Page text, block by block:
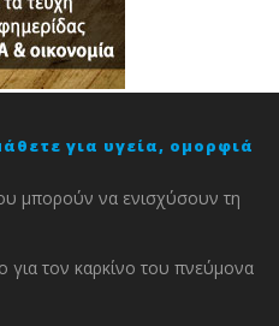
για υγεία, ομορφιά
μπορούν να ενισχύσουν τη
τον καρκίνο του πνεύμονα